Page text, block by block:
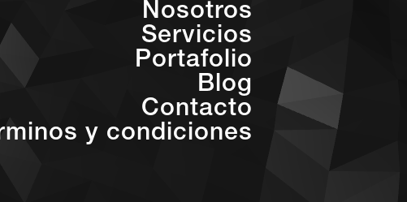
Nosotros
Servicios
Portafolio
Blog
Contacto
y condiciones